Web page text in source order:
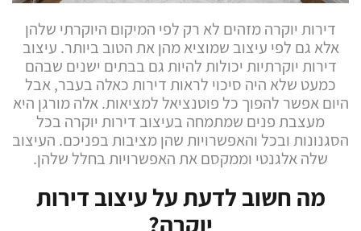
דירות יוקרה מזהים לא רק לפי המיקום היוקרתי שלהן
אלא גם לפי עיצוב שמוציא מהן את הטוב ביותר. עיצוב
דירות יוקרתיות יכולות להיות גם בבתים ישנים שבהם
כמעט שלא היה סיכוי לראות דירות כאלה בעבר, אבל
היום אפשר להפוך כל פוטנציאל למציאות. אלה מורגן היא
מעצבת פנים שמתמחה בעיצוב דירות יוקרה בכל
הסגנונות ובכל והאפשרויות שהן מציבות בפניכם. העיצוב
שלה אלגנטי וממקסם את האפשרויות בחלל שלהן.
מה חשוב לדעת על עיצוב דירות